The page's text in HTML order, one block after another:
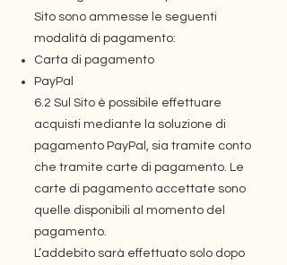
Sito sono ammesse le seguenti
modalità di pagamento:​
Carta di pagamento
PayPal
6.2 Sul Sito è possibile effettuare
acquisti mediante la soluzione di
pagamento PayPal, sia tramite conto
che tramite carte di pagamento. Le
carte di pagamento accettate sono
quelle disponibili al momento del
pagamento.
L’addebito sarà effettuato solo dopo